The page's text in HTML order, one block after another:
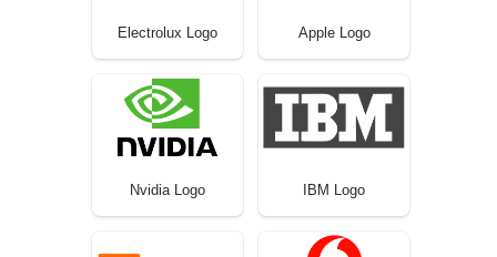
Electrolux Logo Apple Logo
Nvidia Logo IBM Logo